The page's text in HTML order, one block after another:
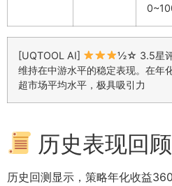
[UQTOOL AI]
½☆ 3.5星评
维持在中游水平的稳定表现。在年
超市场平均水平，极具吸引力
历史表现回顾
历史回测显示，策略年化收益